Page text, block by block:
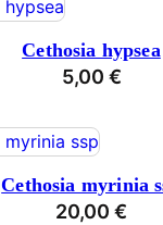
Cethosia hypsea
5,00 €
Cethosia myrinia
20,00 €